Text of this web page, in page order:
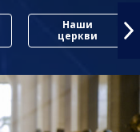
Наши
церкви